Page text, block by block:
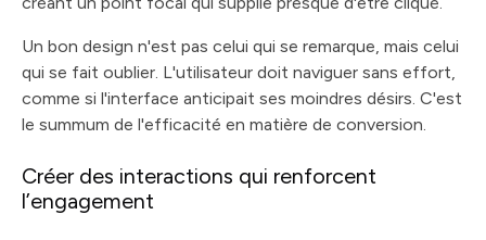
Un bon design n'est pas celui qui se remarque, mais celui
qui se fait oublier. L'utilisateur doit naviguer sans effort,
comme si l'interface anticipait ses moindres désirs. C'est
le summum de l'efficacité en matière de conversion.
Créer des interactions qui renforcent
l’engagement